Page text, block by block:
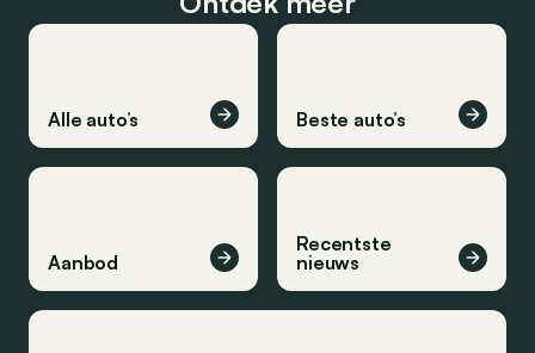
Alle auto’s Beste auto’s
Aanbod
Recentste
nieuws